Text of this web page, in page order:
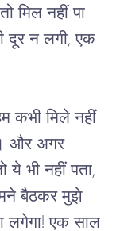
मिल नहीं पा
दूर न लगी, एक
कभी मिले नहीं
और अगर
ये भी नहीं पता,
बैठकर मुझे
लगेगा! एक साल